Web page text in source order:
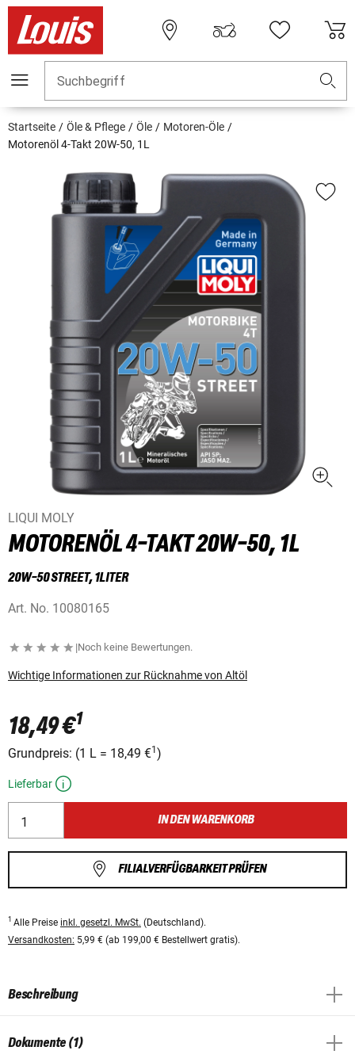
Suchbegriff
Startseite Öle & Pflege Öle
Motoren-Öle
Motorenöl 4-Takt 20W-50, 1L
LIQUI MOLY
MOTORENÖL 4-TAKT 20W-50, 1L
20W-50 STREET, 1LITER
Art. No. 10080165
|Noch keine Bewertungen.
Wichtige Informationen zur Rücknahme von Altöl
18,49 €1
Grundpreis: (1 L = 18,49 €1 )
Lieferbar
IN DEN WARENKORB
FILIALVERFÜGBARKEIT PRÜFEN
1 Alle Preise inkl. gesetzl. MwSt. (Deutschland).
Versandkosten: 5,99 € (ab 199,00 € Bestellwert gratis).
Beschreibung
Dokumente (1)